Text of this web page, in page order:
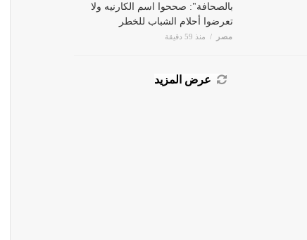
بالصحافة": صححوا اسم الكارنيه ولا
تعرضوا أحلام الشباب للخطر
مصر منذ 59 دقيقة
عرض المزيد